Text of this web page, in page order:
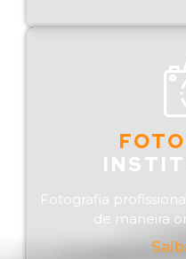
Fotografia
de maneira